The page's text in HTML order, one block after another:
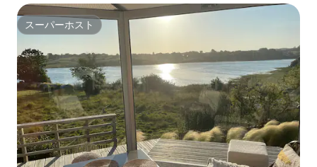
スーパーホスト
スーパーホスト